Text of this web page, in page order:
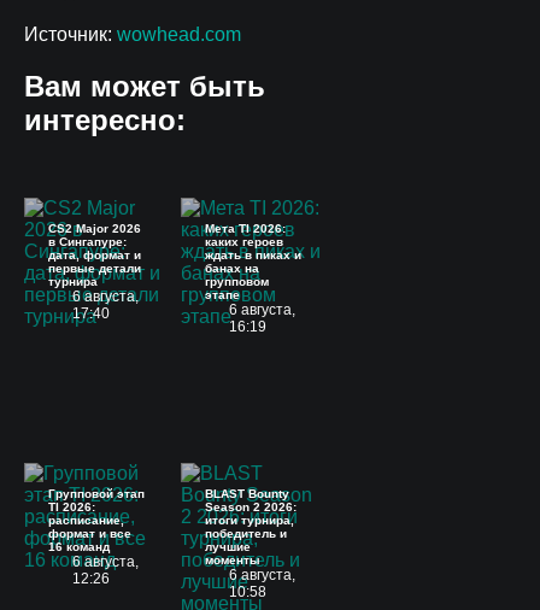
Источник: wowhead.com
Вам может быть
интересно:
CS2 Major 2026
в Сингапуре:
дата, формат и
первые детали
турнира
6 августа,
17:40
Мета TI 2026:
каких героев
ждать в пиках и
банах на
групповом
этапе
6 августа,
16:19
Групповой этап
TI 2026:
расписание,
формат и все
16 команд
6 августа,
12:26
BLAST Bounty
Season 2 2026:
итоги турнира,
победитель и
лучшие
моменты
6 августа,
10:58